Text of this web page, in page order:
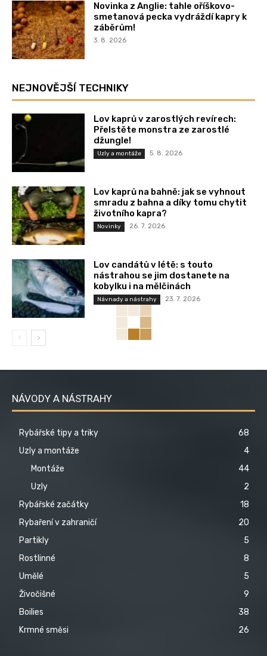
Novinka z Anglie: tahle oříškovo-
smetanová pecka vydráždí kapry k
záběrům!
3. 8. 2026
NEJNOVĚJŠÍ TECHNIKY
Lov kaprů v zarostlých revírech:
Přelstěte monstra ze zarostlé
džungle!
Uzly a montáže 5. 8. 2026
Lov kaprů na bahně: jak se vyhnout
smradu z bahna a díky tomu chytit
životního kapra?
Novinky 26. 7. 2026
Lov candátů v létě: s touto
nástrahou se jim dostanete na
kobylku i na mělčinách
Návnady a nástrahy 23. 7. 2026
NÁVODY A NÁSTRAHY
Rybářské tipy a triky
68
Uzly a montáže
4
Montáže
44
Uzly
2
Rybářské začátky
18
Rybaření v zahraničí
20
Partikly
5
Rostlinné
8
Umělé
5
Živočišné
9
Boilies
38
Krmné směsi
26